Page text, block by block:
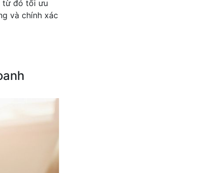
từ đó tối ưu
và chính xác